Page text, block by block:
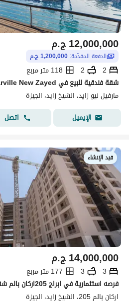
ج.م12,000,000
الدفعة المقدّمة: 1,200,000 ج.م
2
2
118 متر مربع
مارفيل نيو زايد، الشيخ زايد، الجيزة
الإيميل
اتصل
قيد الإنشاء
ج.م14,000,000
3
3
177 متر مربع
اركان بالم 205، الشيخ زايد، الجيزة